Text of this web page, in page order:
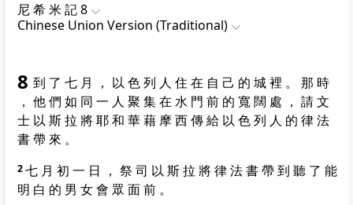
尼 希 米 記 8
Chinese Union Version (Traditional)
8 到 了 七 月 ， 以 色 列 人 住 在 自 己 的 城 裡 。 那 時
， 他 們 如 同 一 人 聚 集 在 水 門 前 的 寬 闊 處 ， 請 文
士 以 斯 拉 將 耶 和 華 藉 摩 西 傳 給 以 色 列 人 的 律 法
書 帶 來 。
2七 月 初 一 日 ， 祭 司 以 斯 拉 將 律 法 書 帶 到 聽 了 能
明 白 的 男 女 會 眾 面 前 。